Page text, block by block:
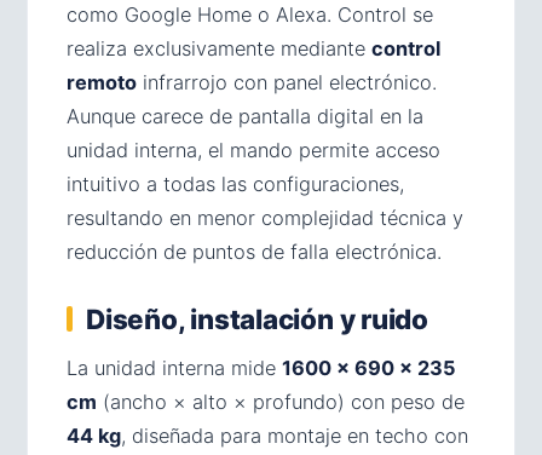
como Google Home o Alexa. Control se
realiza exclusivamente mediante control
remoto infrarrojo con panel electrónico.
Aunque carece de pantalla digital en la
unidad interna, el mando permite acceso
intuitivo a todas las configuraciones,
resultando en menor complejidad técnica y
reducción de puntos de falla electrónica.
Diseño, instalación y ruido
La unidad interna mide 1600 × 690 × 235
cm (ancho × alto × profundo) con peso de
44 kg, diseñada para montaje en techo con